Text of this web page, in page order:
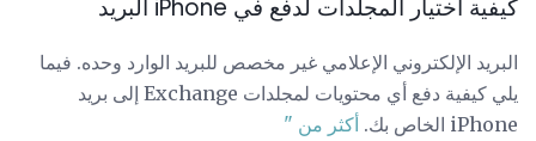
كيفية اختيار المجلدات لدفع في iPhone البريد
البريد الإلكتروني الإعلامي غير مخصص للبريد الوارد وحده. فيما
يلي كيفية دفع أي محتويات لمجلدات Exchange إلى بريد
iPhone الخاص بك.
أكثر من "